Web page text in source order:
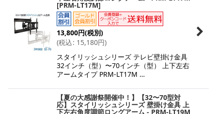
[PRM-LT17M]
13,800円(税別)
(税込: 15,180円)
スタイリッシュシリーズ テレビ壁掛け金具
32インチ（型）〜70インチ（型） 上下左右
アームタイプ PRM-LT17M …
【夏の大感謝祭開催中！】【32〜70型対
応】スタイリッシュシリーズ 壁掛け金具 上
下左右角度調節ロングアーム - PRM-LT19M